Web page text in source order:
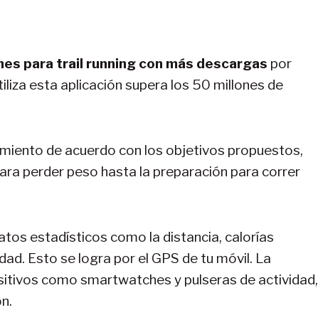
para trail running con más descargas por
esta aplicación supera los 50 millones de
de acuerdo con los objetivos propuestos,
perder peso hasta la preparación para correr
estadísticos como la distancia, calorías
Esto se logra por el GPS de tu móvil. La
como smartwatches y pulseras de actividad,